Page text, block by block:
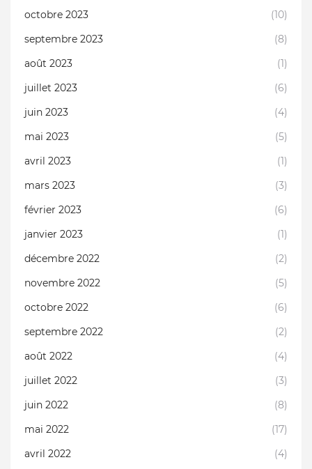
octobre 2023
(10)
septembre 2023
(8)
août 2023
(1)
juillet 2023
(6)
juin 2023
(4)
mai 2023
(5)
avril 2023
(1)
mars 2023
(3)
février 2023
(6)
janvier 2023
(1)
décembre 2022
(2)
novembre 2022
(5)
octobre 2022
(6)
septembre 2022
(2)
août 2022
(4)
juillet 2022
(3)
juin 2022
(8)
mai 2022
(17)
avril 2022
(4)